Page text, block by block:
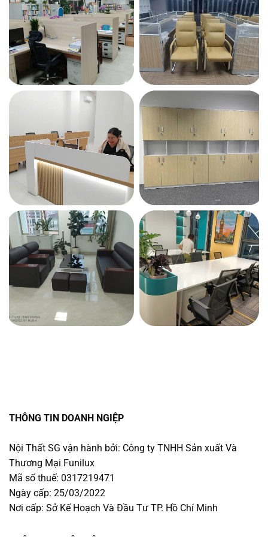
THÔNG TIN DOANH NGIỆP
Nội Thất SG vận hành bởi: Công ty TNHH Sản xuất Và
Thương Mại Funilux
Mã số thuế: 0317219471
Ngày cấp: 25/03/2022
Nơi cấp: Sở Kế Hoạch Và Đầu Tư TP. Hồ Chí Minh